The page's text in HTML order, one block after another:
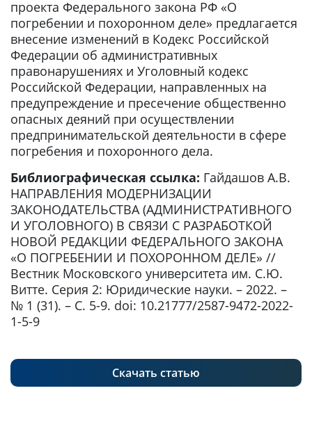
проекта Федерального закона РФ «О
погребении и похоронном деле» предлагается
внесение изменений в Кодекс Российской
Федерации об административных
правонарушениях и Уголовный кодекс
Российской Федерации, направленных на
предупреждение и пресечение общественно
опасных деяний при осуществлении
предпринимательской деятельности в сфере
погребения и похоронного дела.
Библиографическая ссылка: Гайдашов А.В.
НАПРАВЛЕНИЯ МОДЕРНИЗАЦИИ
ЗАКОНОДАТЕЛЬСТВА (АДМИНИСТРАТИВНОГО
И УГОЛОВНОГО) В СВЯЗИ С РАЗРАБОТКОЙ
НОВОЙ РЕДАКЦИИ ФЕДЕРАЛЬНОГО ЗАКОНА
«О ПОГРЕБЕНИИ И ПОХОРОННОМ ДЕЛЕ» //
Вестник Московского университета им. С.Ю.
Витте. Серия 2: Юридические науки. – 2022. –
№ 1 (31). – С. 5-9. doi: 10.21777/2587-9472-2022-
1-5-9
Скачать статью